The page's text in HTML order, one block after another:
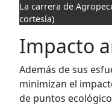
La carrera de
cortesía)
Impacto
Además de sus
minimizan el
de puntos